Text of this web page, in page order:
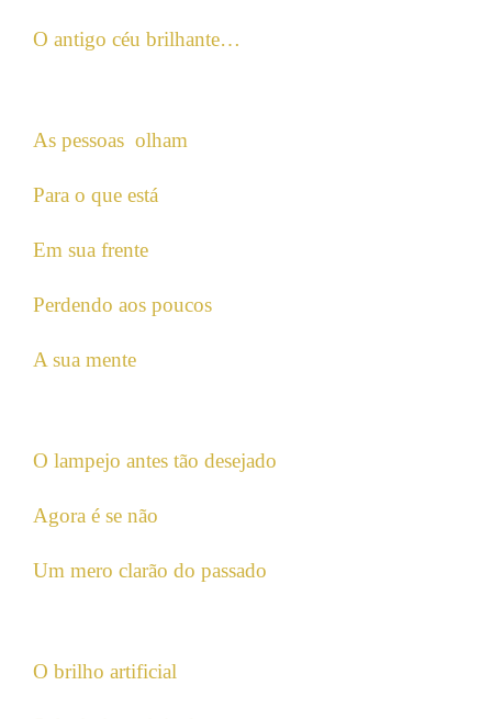
O antigo céu brilhante…
As pessoas olham
Para o que está
Em sua frente
Perdendo aos poucos
A sua mente
O lampejo antes tão desejado
Agora é se não
Um mero clarão do passado
O brilho artificial